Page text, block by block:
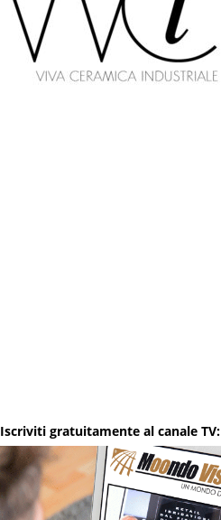
Iscriviti gratuitamente al canale TV: